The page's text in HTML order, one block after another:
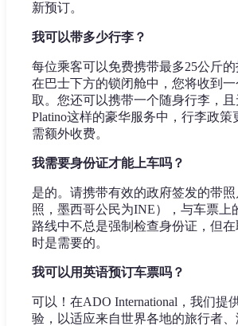
新预订。
我可以带多少行李？
每位乘客可以免费携带最多25公斤
在巴士下方的锁闭舱中，您将收到
取。您还可以携带一个随身行李，
Platino这样的豪华服务中，行李政
需额外收费。
我需要身份证才能上车吗？
是的。请携带有效的政府签发的带
照，墨西哥公民为INE），与车票上
路线中不总是强制检查身份证，但
时是需要的。
我可以用英语预订车票吗？
可以！在ADO International，我们提
验，以适应来自世界各地的旅行者